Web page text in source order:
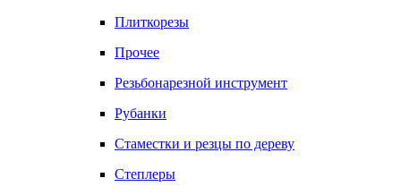
Плиткорезы
Прочее
Резьбонарезной инструмент
Рубанки
Стаместки и резцы по дереву
Степлеры